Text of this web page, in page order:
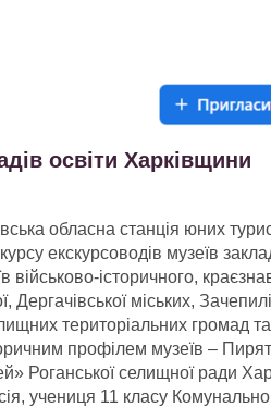
освіти Харківщини
обласна станція юних
екскурсоводів музеїв
історичного,
Дергачівської міських,
територіальних громад
профілем музеїв –
Роганської селищної ради
учениця 11 класу